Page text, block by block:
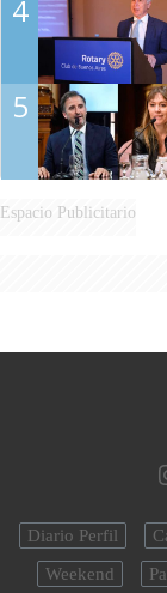
4
5
Espacio Publicitario
Diario Perfil
Weekend